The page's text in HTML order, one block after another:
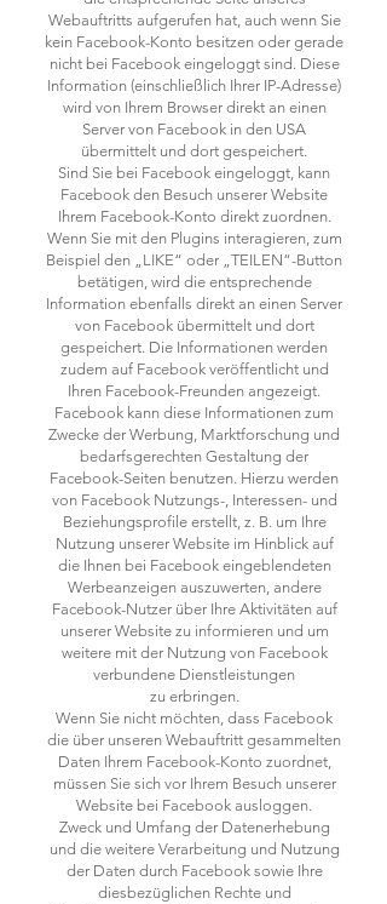
Webauftritts aufgerufen hat, auch wenn Sie
kein Facebook-Konto besitzen oder gerade
nicht bei Facebook eingeloggt sind. Diese
Information (einschließlich Ihrer IP-Adresse)
wird von Ihrem Browser direkt an einen
Server von Facebook in den USA
übermittelt und dort gespeichert.
Sind Sie bei Facebook eingeloggt, kann
Facebook den Besuch unserer Website
Ihrem Facebook-Konto direkt zuordnen.
Wenn Sie mit den Plugins interagieren, zum
Beispiel den „LIKE“ oder „TEILEN“-Button
betätigen, wird die entsprechende
Information ebenfalls direkt an einen Server
von Facebook übermittelt und dort
gespeichert. Die Informationen werden
zudem auf Facebook veröffentlicht und
Ihren Facebook-Freunden angezeigt.
Facebook kann diese Informationen zum
Zwecke der Werbung, Marktforschung und
bedarfsgerechten Gestaltung der
Facebook-Seiten benutzen. Hierzu werden
von Facebook Nutzungs-, Interessen- und
Beziehungsprofile erstellt, z. B. um Ihre
Nutzung unserer Website im Hinblick auf
die Ihnen bei Facebook eingeblendeten
Werbeanzeigen auszuwerten, andere
Facebook-Nutzer über Ihre Aktivitäten auf
unserer Website zu informieren und um
weitere mit der Nutzung von Facebook
verbundene Dienstleistungen
zu erbringen.
Wenn Sie nicht möchten, dass Facebook
die über unseren Webauftritt gesammelten
Daten Ihrem Facebook-Konto zuordnet,
müssen Sie sich vor Ihrem Besuch unserer
Website bei Facebook ausloggen.
Zweck und Umfang der Datenerhebung
und die weitere Verarbeitung und Nutzung
der Daten durch Facebook sowie Ihre
diesbezüglichen Rechte und